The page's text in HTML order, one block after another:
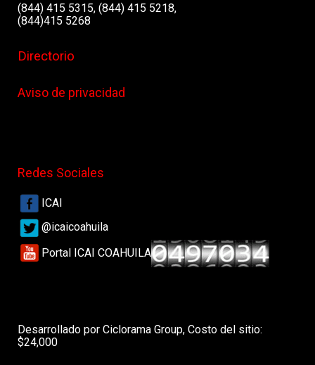
(844) 415 5315, (844) 415 5218,
(844)415 5268
Directorio
Aviso de privacidad
Redes Sociales
ICAI
@icaicoahuila
Portal ICAI COAHUILA
Desarrollado por Ciclorama Group, Costo del sitio:
$24,000